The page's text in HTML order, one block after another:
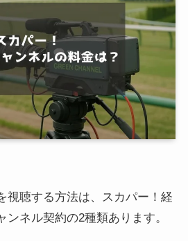
視聴する方法は、スカパー！経
ンネル契約の2種類あります。